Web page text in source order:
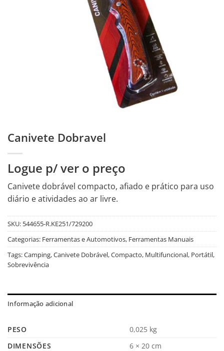
Canivete Dobravel
Logue p/ ver o preço
Canivete dobrável compacto, afiado e prático para uso
diário e atividades ao ar livre.
SKU: 544655-R.KE251/729200
Categorias: Ferramentas e Automotivos, Ferramentas Manuais
Tags:Camping,Canivete Dobrável,Compacto, Multifuncional, Portátil,
Sobrevivência
Informação adicional
PESO
0,025 kg
DIMENSÕES
6 × 20 cm